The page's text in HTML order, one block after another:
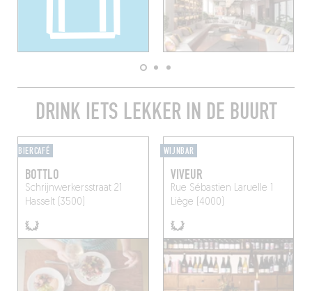
DRINK IETS LEKKER IN DE BUURT
BIERCAFÉ
BOTTLO
Schrijnwerkersstraat 21
Hasselt (3500)
WIJNBAR
VIVEUR
Rue Sébastien Laruelle 1
Liège (4000)